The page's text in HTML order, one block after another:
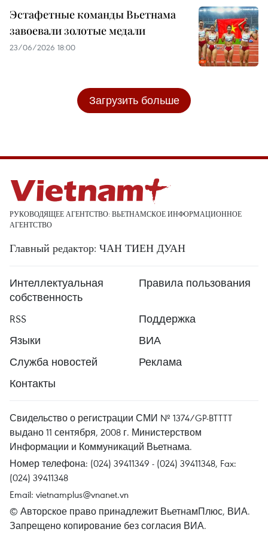
Эстафетные команды Вьетнама
завоевали золотые медали
23/06/2026 18:00
Загрузить больше
РУКОВОДЯЩЕЕ АГЕНТСТВО: ВЬЕТНАМСКОЕ ИНФОРМАЦИОННОЕ
АГЕНТСТВО
Главный редактор: ЧАН ТИЕН ДУАН
Интеллектуальная
собственность
Правила пользования
RSS
Поддержка
Языки
ВИА
Служба новостей
Реклама
Контакты
Свидельство о регистрации СМИ № 1374/GP-BTTTT
выдано 11 сентября, 2008 г. Министерством
Информации и Коммуникаций Вьетнама.
Номер телефона: (024) 39411349 - (024) 39411348, Fax:
(024) 39411348
Email: vietnamplus@vnanet.vn
© Авторское право принадлежит ВьетнамПлюс, ВИА.
Запрещено копирование без согласия ВИА.